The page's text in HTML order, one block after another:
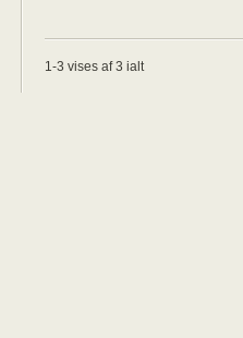
1-3 vises af 3 ialt